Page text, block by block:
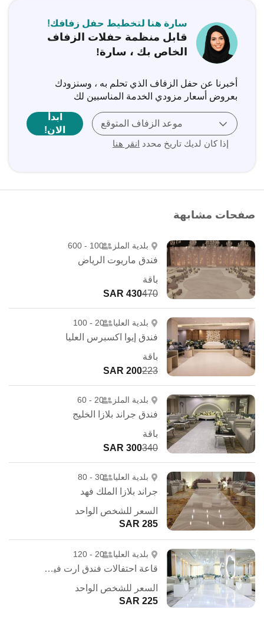
سارة هنا لتخطيط حفل زفافك!
قابل منظمة حفلات الزفاف
الخاص بك ، سارة!
أخبرنا عن حفل الزفاف الذي تحلم به ، وسنزودك
بعروض أسعار مزودي الخدمة المناسبين لك
موعد الزفاف المتوقع
إذا كان لديك تاريخ محدد انقر هنا
ابدأ
الان!
صفحات مشابهة
بلدية الملز 100 - 600
فندق ماريوت الرياض
باقة
470
430 SAR
بلدية العليا 20 - 100
فندق إيوا اكسبرس العليا
باقة
223
200 SAR
بلدية الملز 20 - 60
فندق جراند بلازا الخليج
باقة
340
300 SAR
بلدية العليا 30 - 80
جراند بلازا الملك فهد
السعر للشخص الواحد
285 SAR
بلدية العليا 20 - 120
قاعة احتفالات فندق ارت فيو - الرياض
السعر للشخص الواحد
225 SAR